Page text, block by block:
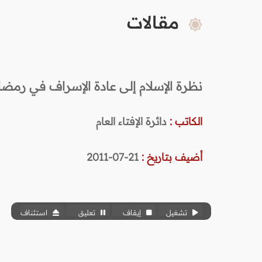
مقالات
نظرة الإسلام إلى عادة الإسراف في
الكاتب : دائرة الإفتاء العام
أضيف بتاريخ : 21-07-2011
تشغيل إيقاف تعليق استئناف